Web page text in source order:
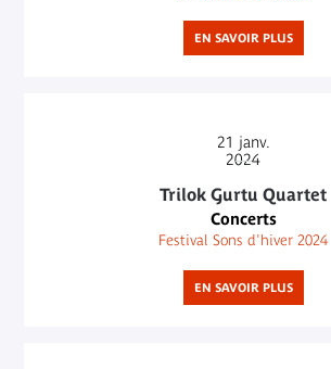
EN SAVOIR PLUS
21 janv.
2024
Trilok Gurtu Quartet
Concerts
Festival Sons d'hiver 2024
EN SAVOIR PLUS